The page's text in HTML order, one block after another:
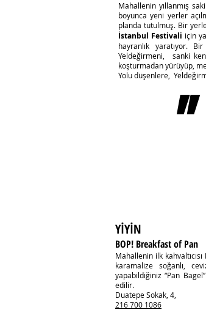
Mahallenin yıllanmış
boyunca yeni yerler
planda tutulmuş. Bir
İstanbul Festivali için
hayranlık yaratıyor.
Yeldeğirmeni, sanki
koşturmadan yürüyüp,
Yolu düşenlere,
"
YİYİN
BOP! Breakfast of Pan
Mahallenin ilk
karamalize soğanlı,
yapabildiğiniz “Pan
edilir.
Duatepe Sokak, 4,
216 700 1086